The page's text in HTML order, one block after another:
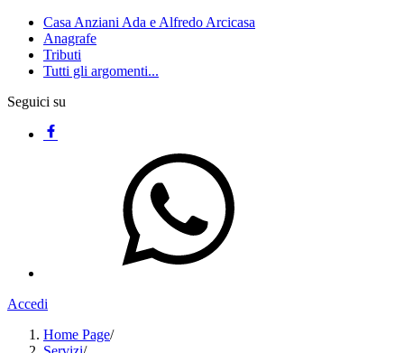
Casa Anziani Ada e Alfredo Arcicasa
Anagrafe
Tributi
Tutti gli argomenti...
Seguici su
Accedi
Home Page/